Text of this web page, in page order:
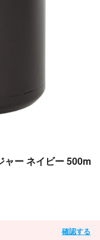
ャー ネイビー 500m
確認する